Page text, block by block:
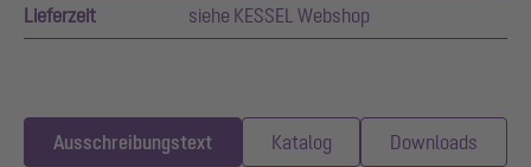
Lieferzeit siehe KESSEL Webshop
Ausschreibungstext Katalog Downloads